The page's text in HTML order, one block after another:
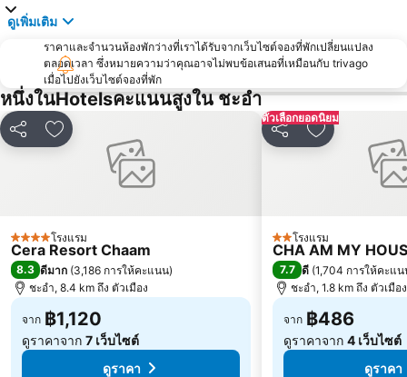
ดูเพิ่มเติม
ราคาและจำนวนห้องพักว่างที่เราได้รับจากเว็บไซต์จองที่พักเปลี่ยนแปลง
ตลอดเวลา ซึ่งหมายความว่าคุณอาจไม่พบข้อเสนอที่เหมือนกับ trivago
เมื่อไปยังเว็บไซต์จองที่พัก
หนึ่งในHotelsคะแนนสูงใน ชะอำ
แชร์ เพิ่มในรายการโปรด
4 ดาว โรงแรม
Cera Resort Chaam
8.3 ดีมาก (3,186 การให้คะแนน)
ชะอำ, 8.4 km ถึง ตัวเมือง
จาก ฿1,120
ดูราคาจาก 7 เว็บไซต์
ดูราคา
ตัวเลือกยอดนิยม
แชร์ เพิ่มในรายกา
2 ดาวโรงแรม
CHA AM MY
7.7 ดี (1,704 การให้คะแ
ชะอำ, 1.8 km ถึง ตัวเมือง
จาก ฿486
ดูราคาจาก 4 เว็บไซต์
ดูราคา